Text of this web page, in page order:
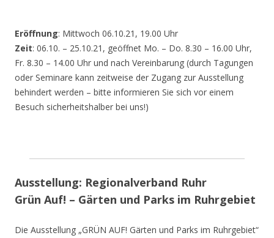
Eröffnung: Mittwoch 06.10.21, 19.00 Uhr
Zeit: 06.10. – 25.10.21, geöffnet Mo. – Do. 8.30 – 16.00 Uhr,
Fr. 8.30 – 14.00 Uhr und nach Vereinbarung (durch Tagungen
oder Seminare kann zeitweise der Zugang zur Ausstellung
behindert werden – bitte informieren Sie sich vor einem
Besuch sicherheitshalber bei uns!)
Ausstellung: Regionalverband Ruhr
Grün Auf! – Gärten und Parks im Ruhrgebiet
Die Ausstellung „GRÜN AUF! Gärten und Parks im Ruhrgebiet“